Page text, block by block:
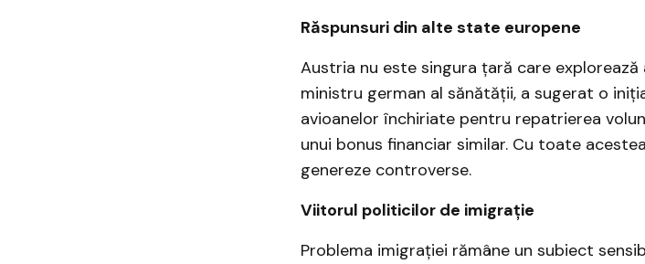
Răspunsuri din alte state europene
Austria nu este singura țară care
ministru german al sănătății, a sugerat o
avioanelor închiriate pentru repatrierea
unui bonus financiar similar. Cu toate
genereze controverse.
Viitorul politicilor de imigrație
Problema imigrației rămâne un subiect